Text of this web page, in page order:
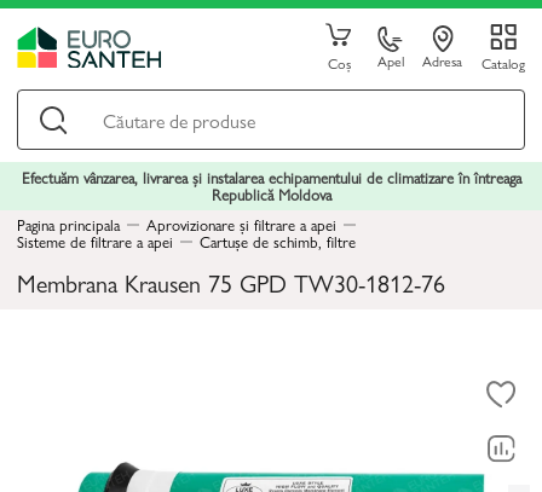
Coș Apel Adresa Catalog
Efectuăm vânzarea, livrarea și instalarea echipamentului de climatizare în întreaga
Republică Moldova
Pagina principala
Aprovizionare și filtrare a apei
Sisteme de filtrare a apei Cartușe de schimb, filtre
Membrana Krausen 75 GPD TW30-1812-76